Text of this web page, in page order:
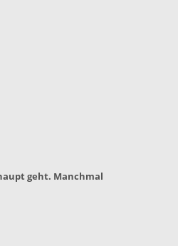
geht. Manchmal